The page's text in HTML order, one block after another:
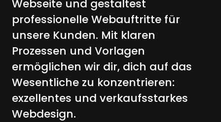
Webseite und gestaltest
professionelle Webauftritte für
unsere Kunden. Mit klaren
Prozessen und Vorlagen
ermöglichen wir dir, dich auf das
Wesentliche zu konzentrieren:
exzellentes und verkaufsstarkes
Webdesign.